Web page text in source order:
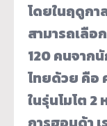
โดยในฤดูกา
สามารถเลื
120 คนจาก
ไทยด้วย คือ
ในรุ่นโมโต